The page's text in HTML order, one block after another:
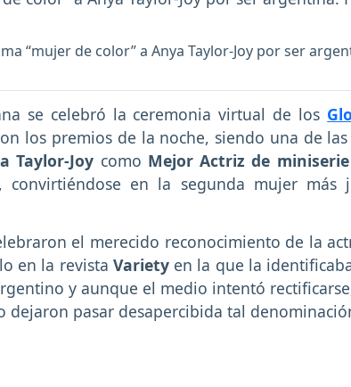
“mujer de color” a Anya Taylor-Joy por ser
se celebró la ceremonia virtual de los
los premios de la noche, siendo una de
Taylor-Joy como Mejor Actriz de miniserie
convirtiéndose en la segunda mujer más
el merecido reconocimiento de la
en la revista Variety en la que la
y aunque el medio intentó
dejaron pasar desapercibida tal